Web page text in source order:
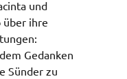
und
über ihre
Gedanken
Sünder zu